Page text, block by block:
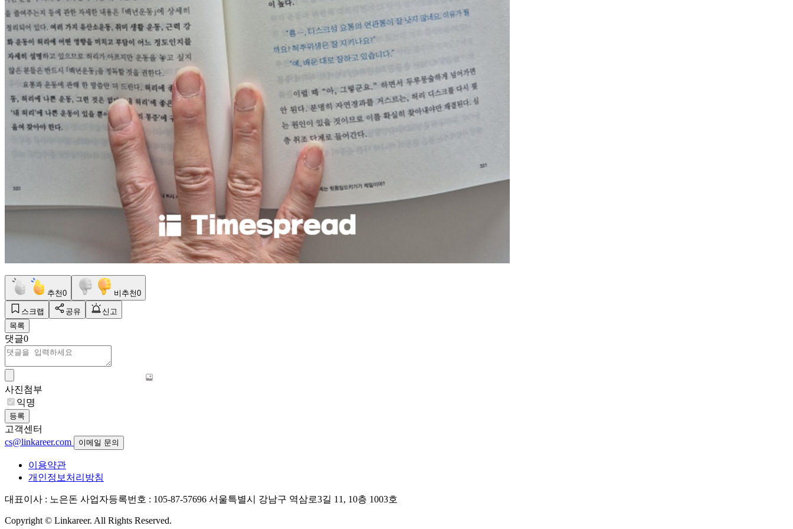
추천0 비추천0
스크랩 공유
신고
목록
댓글0
사진첨부
익명
등록
고객센터
cs@linkareer.com
이메일 문의
이용약관
개인정보처리방침
대표이사 : 노은돈 사업자등록번호 : 105-87-57696 서울특별시 강남구 역삼로3길 11, 10층 1003호
Copyright © Linkareer. All Rights Reserved.